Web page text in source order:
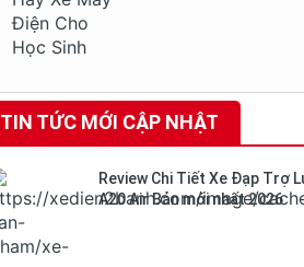
TIN TỨC MỚI CẬP NHẬT
Review Chi Tiết Xe Đạp Trợ
A20 Air Bản mới nhất 2026